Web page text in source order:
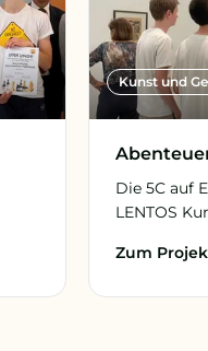
Kunst und
Die 5C auf
LENTOS
Zum